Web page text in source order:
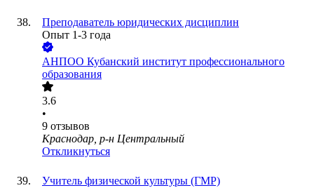
Преподаватель юридических дисциплин
Опыт 1-3 года
АНПОО Кубанский институт профессионального
образования
3.6
•
9 отзывов
Краснодар, р-н Центральный
Откликнуться
Учитель физической культуры (ГМР)